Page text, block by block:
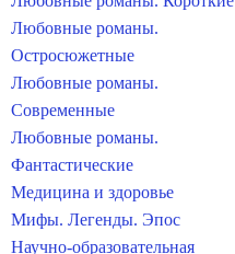
Любовные романы.
Остросюжетные
Любовные романы.
Современные
Любовные романы.
Фантастические
Медицина и здоровье
Мифы. Легенды. Эпос
Научно-образовательная